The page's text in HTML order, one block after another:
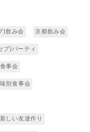
)飲み会 京都飲み会
ブ)パーティ
事会
別食事会
しい友達作り